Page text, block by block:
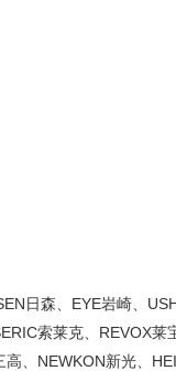
日森、EYE岩崎、
索莱克、REVOX
、NEWKON新光、